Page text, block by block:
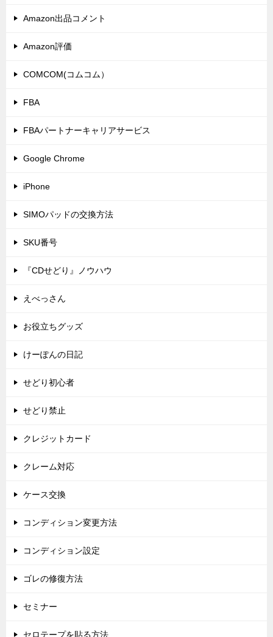
Amazon出品コメント
Amazon評価
COMCOM(コムコム）
FBA
FBAパートナーキャリアサービス
Google Chrome
iPhone
SIMOパッドの交換方法
SKU番号
『CDせどり』ノウハウ
えべっさん
お役立ちグッズ
けーぽんの日記
せどり初心者
せどり禁止
クレジットカード
クレーム対応
ケース交換
コンディション変更方法
コンディション設定
ゴレの修復方法
セミナー
セロテープを貼る方法